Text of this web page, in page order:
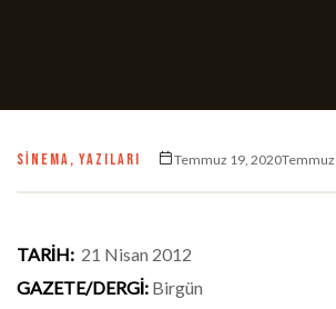
SINEMA, YAZILARI Temmuz 19,
TARİH: 21 Nisan 2012
GAZETE/DERGİ: Birgün